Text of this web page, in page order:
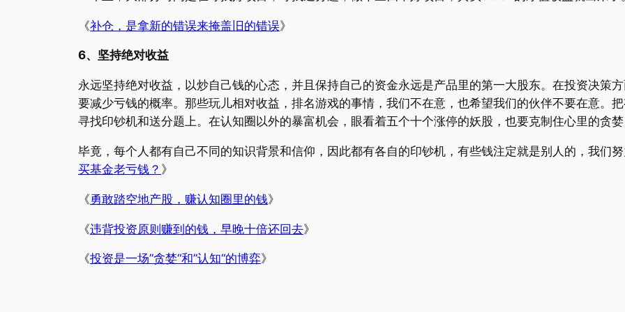
《补仓，是拿新的错误来掩盖旧的错误》
6、坚持绝对收益
永远坚持绝对收益，以炒自己钱的心态，并且保持自己的资金永远是产品里的第一大股东。在投资决策
要减少亏钱的概率。那些玩儿相对收益，排名游戏的事情，我们不在意，也希望我们的伙伴不要在意。
寻找印钞机和送分题上。在认知圈以外的暴富机会，眼看着五个十个涨停的妖股，也要克制住心里的贪
毕竟，每个人都有自己不同的知识背景和信仰，因此都有各自的印钞机，有些钱注定就是别人的，我们
买基金老亏钱？ 》
《勇敢踏空地产股，赚认知圈里的钱》
《违背投资原则赚到的钱，早晚十倍还回去》
《投资是一场”贪婪“和”认知“的博弈》